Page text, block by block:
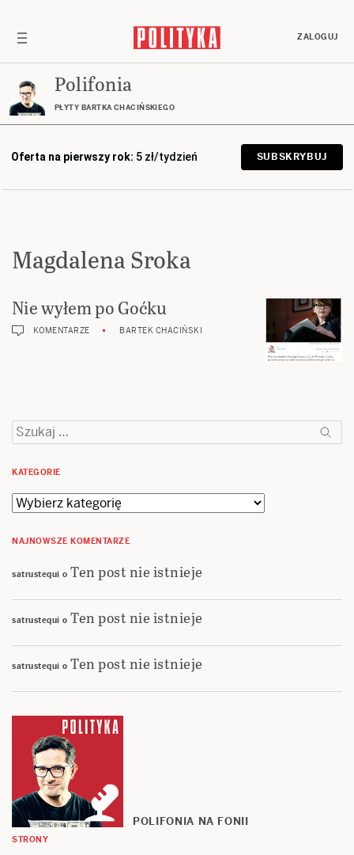
ZALOGUJ
Polifonia
PŁYTY BARTKA CHACIŃSKIEGO
Oferta na pierwszy rok: 5 zł/tydzień SUBSKRYBUJ
Magdalena Sroka
Nie wyłem po Goćku
KOMENTARZE BARTEK CHACIŃSKI
Szukaj:
KATEGORIE
Kategorie
NAJNOWSZE KOMENTARZE
satrustequi o Ten post nie istnieje
satrustequi o Ten post nie istnieje
satrustequi o Ten post nie istnieje
POLIFONIA NA FONII
STRONY